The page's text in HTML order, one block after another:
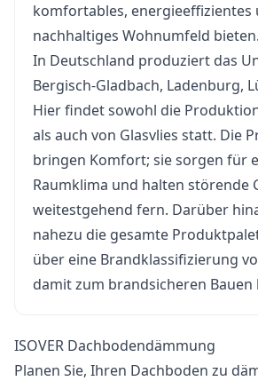
komfortables, energieeffizientes
nachhaltiges Wohnumfeld bieten.
In Deutschland produziert das
Bergisch-Gladbach, Ladenburg,
Hier findet sowohl die
als auch von Glasvlies statt. Die
bringen Komfort; sie sorgen für
Raumklima und halten störende
weitestgehend fern. Darüber
nahezu die gesamte
über eine Brandklassifizierung
damit zum brandsicheren Bauen
ISOVER Dachbodendämmung
Planen Sie, Ihren Dachboden zu